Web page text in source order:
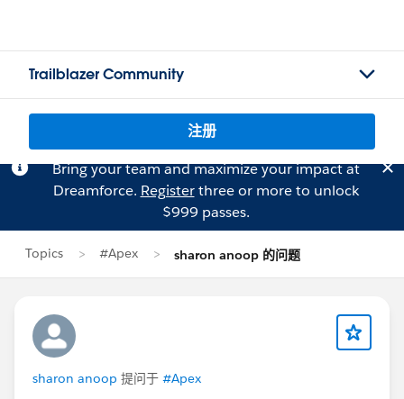
Trailblazer Community
注册
Bring your team and maximize your impact at
Dreamforce. Registerthree or more to unlock
$999 passes.
Topics #Apex sharon anoop 的问题
sharon anoop 提问于 #Apex